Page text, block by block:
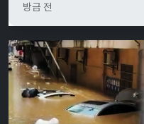
방금 전